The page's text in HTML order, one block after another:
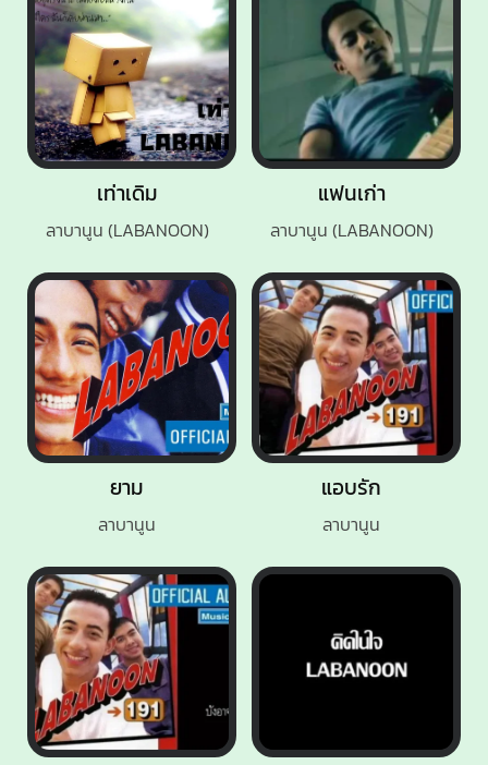
เท่าเดิม
ลาบานูน (LABANOON)
แฟนเก่า
ลาบานูน (LABANOON)
ยาม
ลาบานูน
แอบรัก
ลาบานูน